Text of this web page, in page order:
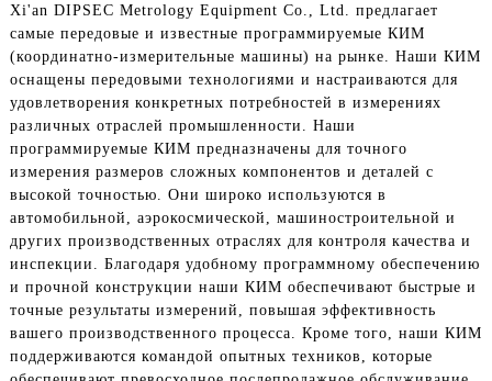
Xi'an DIPSEC Metrology Equipment Co., Ltd. предлагает
самые передовые и известные программируемые КИМ
(координатно-измерительные машины) на рынке. Наши КИМ
оснащены передовыми технологиями и настраиваются для
удовлетворения конкретных потребностей в измерениях
различных отраслей промышленности. Наши
программируемые КИМ предназначены для точного
измерения размеров сложных компонентов и деталей с
высокой точностью. Они широко используются в
автомобильной, аэрокосмической, машиностроительной и
других производственных отраслях для контроля качества и
инспекции. Благодаря удобному программному обеспечению
и прочной конструкции наши КИМ обеспечивают быстрые и
точные результаты измерений, повышая эффективность
вашего производственного процесса. Кроме того, наши КИМ
поддерживаются командой опытных техников, которые